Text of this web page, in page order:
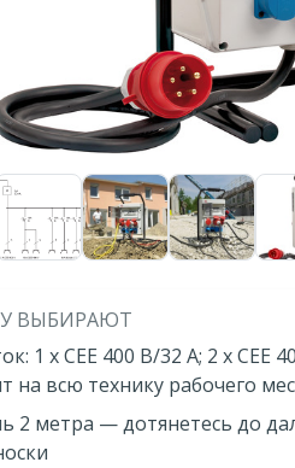
ВЫБИРАЮТ
1 x CEE 400 В/32 A; 2 x CEE
на всю технику рабочего
2 метра — дотянетесь до